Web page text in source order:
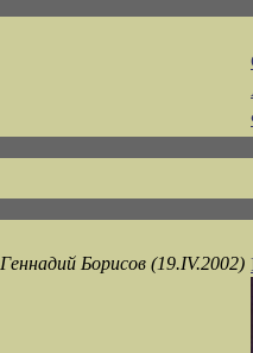
Геннадий Борисов (19.IV.2002)